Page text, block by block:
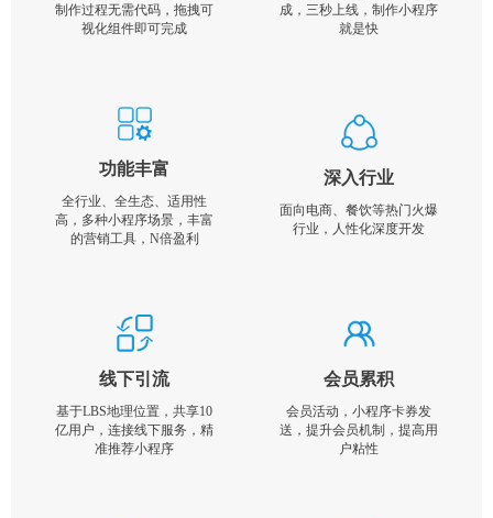
制作过程无需代码，拖拽可
视化组件即可完成
成，三秒上线，制作小程序
就是快
功能丰富
全行业、全生态、适用性
高，多种小程序场景，丰富
的营销工具，N倍盈利
深入行业
面向电商、餐饮等热门火爆
行业，人性化深度开发
线下引流
基于LBS地理位置，共享10
亿用户，连接线下服务，精
准推荐小程序
会员累积
会员活动，小程序卡券发
送，提升会员机制，提高用
户粘性